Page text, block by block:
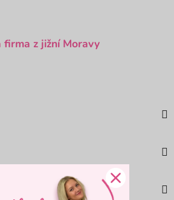
firma z jižní Moravy